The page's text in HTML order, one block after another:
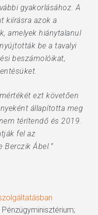
gyakorlásához. A
kiírásra azok a
amelyek hiánytalanul
be a tavalyi
beszámolóikat,
ezt követően
állapította meg
térítendő és 2019.
fel az
Ábel.”
Pénzügyminisztérium;